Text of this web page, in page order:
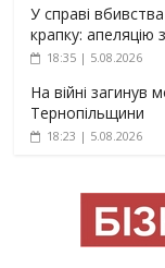
У справі
крапку: апеляцію
18:35 | 5.08.2026
На війні загинув
Тернопільщини
18:23 | 5.08.2026